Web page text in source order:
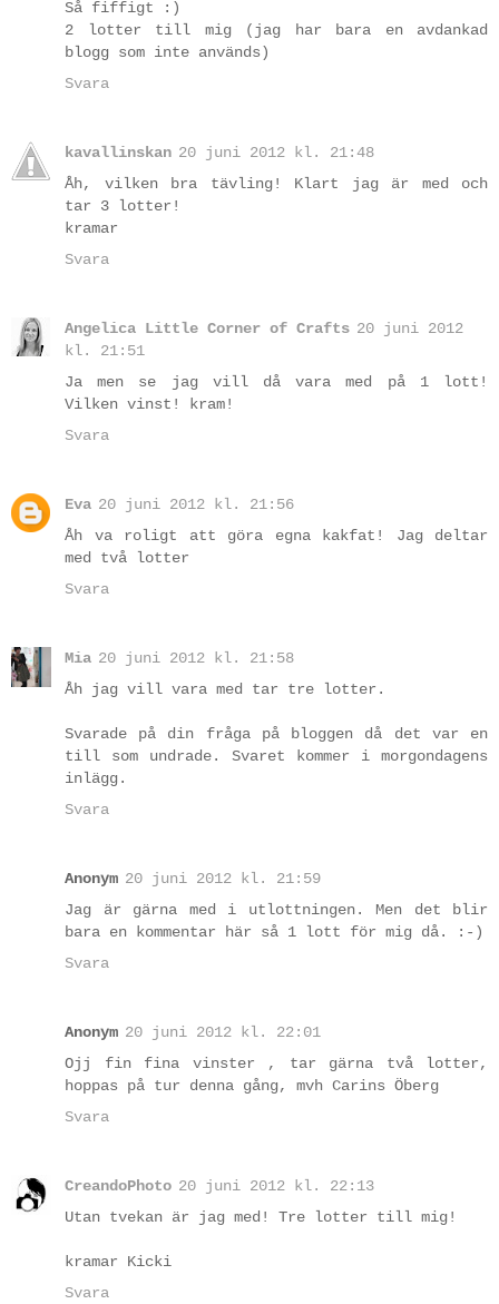
Så fiffigt :)
2 lotter till mig (jag har bara en avdankad
blogg som inte används)
Svara
kavallinskan 20 juni 2012 kl. 21:48
Åh, vilken bra tävling! Klart jag är med och
tar 3 lotter!
kramar
Svara
Angelica Little Corner of Crafts 20 juni 2012
kl. 21:51
Ja men se jag vill då vara med på 1 lott!
Vilken vinst! kram!
Svara
Eva 20 juni 2012 kl. 21:56
Åh va roligt att göra egna kakfat! Jag deltar
med två lotter
Svara
Mia 20 juni 2012 kl. 21:58
Åh jag vill vara med tar tre lotter.
Svarade på din fråga på bloggen då det var en
till som undrade. Svaret kommer i morgondagens
inlägg.
Svara
Anonym 20 juni 2012 kl. 21:59
Jag är gärna med i utlottningen. Men det blir
bara en kommentar här så 1 lott för mig då. :-)
Svara
Anonym 20 juni 2012 kl. 22:01
Ojj fin fina vinster , tar gärna två lotter,
hoppas på tur denna gång, mvh Carins Öberg
Svara
CreandoPhoto 20 juni 2012 kl. 22:13
Utan tvekan är jag med! Tre lotter till mig!
kramar Kicki
Svara